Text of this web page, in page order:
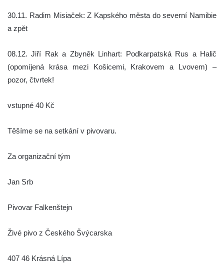
30.11. Radim Misiaček: Z Kapského města do severní Namibie
a zpět
08.12. Jiří Rak a Zbyněk Linhart: Podkarpatská Rus a Halič
(opomíjená krása mezi Košicemi, Krakovem a Lvovem) –
pozor, čtvrtek!
vstupné 40 Kč
Těšíme se na setkání v pivovaru.
Za organizační tým
Jan Srb
Pivovar Falkenštejn
Živé pivo z Českého Švýcarska
407 46 Krásná Lípa